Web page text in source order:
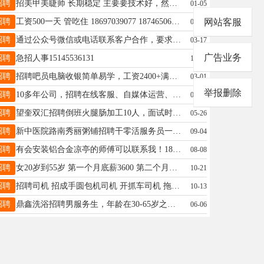
聘 招美甲美睫师 长期稳定 主要要技术好，然后会单色美甲，卸甲基本款式就更好了.美睫美甲55分。需要常驻 店铺环境好，人好相处，联系电话 18697067071 01-05
聘 工资500一天 管吃住 18697039077 18746506064 03-20
聘 通过公众号微信或电话联系客户合作，要求：语言表达能力强，思维灵活，有销售经验，能熟练掌握电脑及办公软件，大专以上学历，底薪2500，联系电话13304852868 03-17
聘 急招人事15145536131 11-01
聘 招聘吧员电脑收银简单易学，工资2400+满勤+提成。上24休24。招聘房嫂、服务生，工资2200+满勤+提成。电话19917830099，地址：大医院西 03-01
聘 10多年公司，招聘在线客服、自媒体运营、电话营销： 熟悉办公软件，每周工作6天每天8小时。保底2500起。望奎南小四道街百盛二期。电话：13163646939 05-04
聘 望奎双汇招聘倒班火腿肠加工10人，面试时间5月27日上午9点！ 可扫码报名或微信、电话报名（微信同步）或打电话18346455532 05-26
聘 新中医院路南秀丽粥铺招聘干零活服务员一名工作待遇优厚，联系电话13251558960 09-04
聘 有会安装铝合金凉亭的师傅可以联系我！18746564333 08-08
聘 女20岁到55岁 第一个月底薪3600 第二个月底薪4500 招聘打字员月薪3000-5000 底薪每月15号结算，提成，加班费，当天结算 电话19975750163 10-21
聘 招聘司机 招成手圆包机司机 开抓车司机 拖拉机司机 能干的联系我，工资面谈13019714444 谁家里有亲属或者朋友想干活能开车可以联系 10-13
聘 鼎鑫洗浴招聘男服务生，年龄在30-65岁之间，工资+满勤+提成，上24小时休息24小时，联系电话:13274569988 06-06
网站客服
广告业务
举报删除